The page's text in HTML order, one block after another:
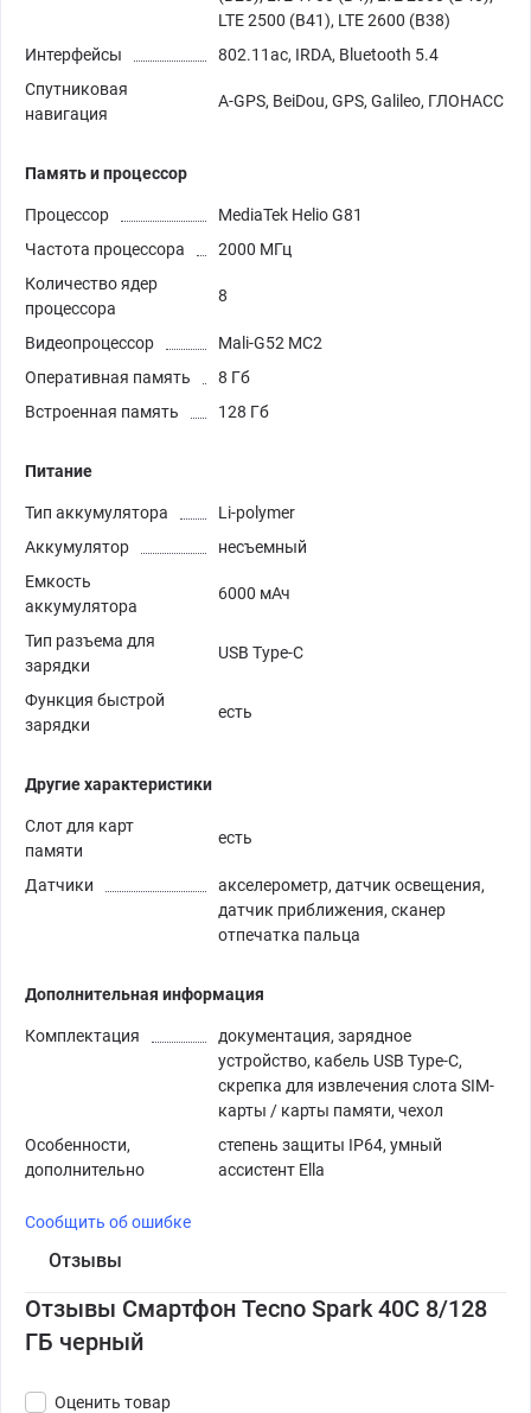
LTE 2500 (B41), LTE 2600 (B38)
Интерфейсы
802.11ac, IRDA, Bluetooth 5.4
Спутниковая
навигация
A-GPS, BeiDou, GPS, Galileo, ГЛОНАСС
Память и процессор
Процессор
MediaTek Helio G81
Частота процессора
2000 МГц
Количество ядер
процессора
8
Видеопроцессор
Mali-G52 MC2
Оперативная память
8 Гб
Встроенная память
128 Гб
Питание
Тип аккумулятора
Li-polymer
Аккумулятор
несъемный
Емкость
аккумулятора
6000 мАч
Тип разъема для
зарядки
USB Type-C
Функция быстрой
зарядки
есть
Другие характеристики
Слот для карт
памяти
есть
Датчики
акселерометр, датчик освещения,
датчик приближения, сканер
отпечатка пальца
Дополнительная информация
Комплектация
документация, зарядное
устройство, кабель USB Type-C,
скрепка для извлечения слота SIM-
карты / карты памяти, чехол
Особенности,
дополнительно
степень защиты IP64, умный
ассистент Ella
Сообщить об ошибке
Отзывы
Отзывы Смартфон Tecno Spark 40C 8/128
ГБ черный
Оценить товар